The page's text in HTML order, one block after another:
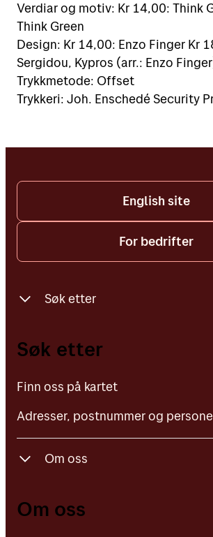
Verdiar og motiv: Kr 14,00: Think
Think Green
Design: Kr 14,00: Enzo Finger Kr
Sergidou, Kypros (arr.: Enzo
Trykkmetode: Offset
Trykkeri: Joh. Enschedé Security
English site
For bedrifter
Søk etter
Finn oss på kartet
Søk etter
Finn oss på kartet
Adresser, postnummer og
Om oss
Om oss